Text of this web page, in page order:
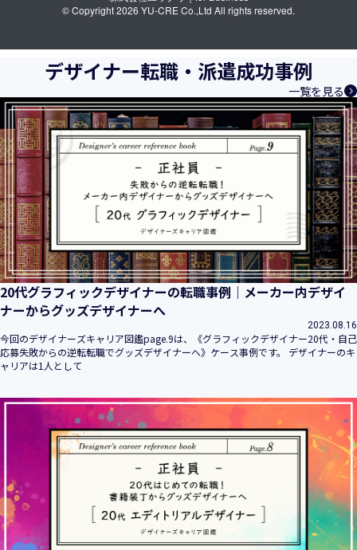
© Copyright 2026 YU-CRE Co.,Ltd All rights reserved.
デザイナー転職・派遣成功事例
一覧を見る
20代グラフィックデザイナーの転職事例｜メーカー内デザイ
ナーからグッズデザイナーへ
2023.08.16
今回のデザイナーズキャリア図鑑page.9は、《グラフィックデザイナー20代・自己
応募失敗からの逆転転職でグッズデザイナーへ》ケース事例です。 デザイナーのキ
ャリアは1人として